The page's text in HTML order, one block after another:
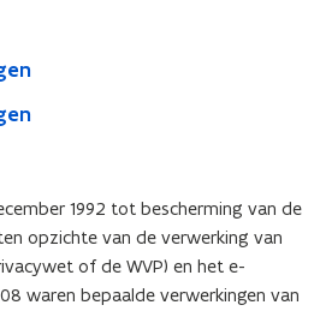
1992 tot bescherming van de
opzichte van de verwerking van
of de WVP) en het e-
waren bepaalde verwerkingen van